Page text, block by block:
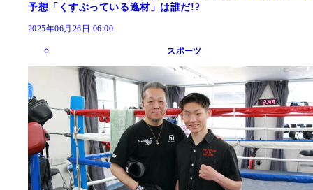
予想「くすぶっている逸材」は誰だ!?
2025年06月26日 06:00
スポーツ